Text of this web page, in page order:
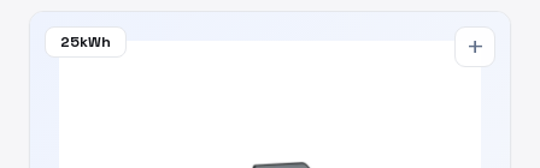
25kWh add